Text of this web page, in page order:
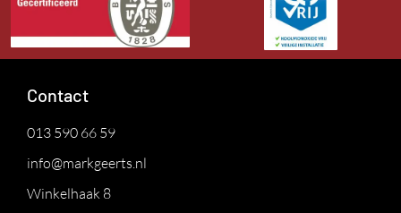
Contact
013 590 66 59
info@markgeerts.nl
Winkelhaak 8